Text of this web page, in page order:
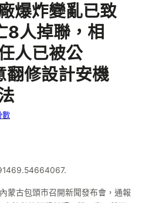
爆炸變亂已致
8人掉聯，相
人已被公
翻修設計安機
數
蒙古包頭市召開新聞發布會，通報